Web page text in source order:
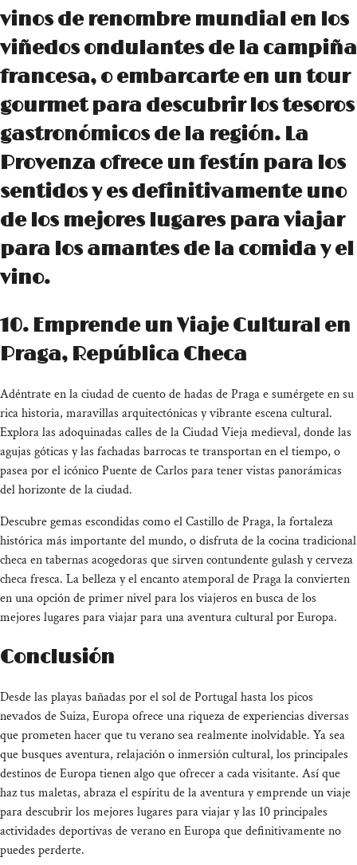
vinos de renombre mundial en los
viñedos ondulantes de la campiña
francesa, o embarcarte en un tour
gourmet para descubrir los tesoros
gastronómicos de la región. La
Provenza ofrece un festín para los
sentidos y es definitivamente uno
de los mejores lugares para viajar
para los amantes de la comida y el
vino.
10. Emprende un Viaje Cultural en
Praga, República Checa
Adéntrate en la ciudad de cuento de hadas de Praga e sumérgete en su
rica historia, maravillas arquitectónicas y vibrante escena cultural.
Explora las adoquinadas calles de la Ciudad Vieja medieval, donde las
agujas góticas y las fachadas barrocas te transportan en el tiempo, o
pasea por el icónico Puente de Carlos para tener vistas panorámicas
del horizonte de la ciudad.
Descubre gemas escondidas como el Castillo de Praga, la fortaleza
histórica más importante del mundo, o disfruta de la cocina tradicional
checa en tabernas acogedoras que sirven contundente gulash y cerveza
checa fresca. La belleza y el encanto atemporal de Praga la convierten
en una opción de primer nivel para los viajeros en busca de los
mejores lugares para viajar para una aventura cultural por Europa.
Conclusión
Desde las playas bañadas por el sol de Portugal hasta los picos
nevados de Suiza, Europa ofrece una riqueza de experiencias diversas
que prometen hacer que tu verano sea realmente inolvidable. Ya sea
que busques aventura, relajación o inmersión cultural, los principales
destinos de Europa tienen algo que ofrecer a cada visitante. Así que
haz tus maletas, abraza el espíritu de la aventura y emprende un viaje
para descubrir los mejores lugares para viajar y las 10 principales
actividades deportivas de verano en Europa que definitivamente no
puedes perderte.